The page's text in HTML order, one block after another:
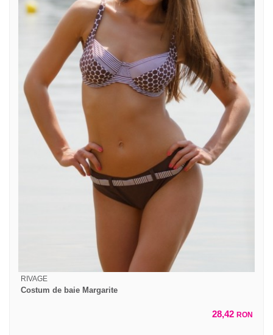
RIVAGE
Costum de baie Margarite
28,42 RON